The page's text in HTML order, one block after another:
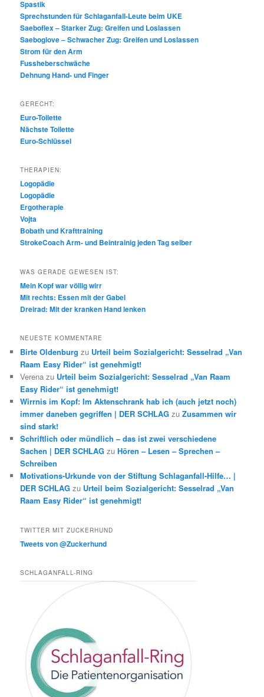
Spastik
Sprechstunden für Schlaganfall-Leute beim UKE
Saeboflex – Starker Zug: Greifen und Loslassen
Saeboglove – Schwacher Zug: Greifen und Loslassen
Strom für den Arm
Fussheberschwäche
Dehnung Hand- und Finger
GERECHT:
Euro-Toilette
Nächste Toilette
Euro-Schlüssel
THERAPIEN:
Logopädie
Logopädie
Ergotherapie
Vojta
Bobath und Krafttraining
StrokeCoach Arm- und Beintrainig jeden Tag selber
WAS GERADE GEWESEN IST:
Mein Kopf war völlig wirr
Mit rechts: Essen mit der Gabel
Dreirad: Mit der kranken Hand lenken
NEUESTE KOMMENTARE
Birte Oldenburg zu Urteil beim Sozialgericht: Sesselrad „Van
Raam Easy Rider“ ist genehmigt!
Verena zu Urteil beim Sozialgericht: Sesselrad „Van Raam
Easy Rider“ ist genehmigt!
Wirrnis im Kopf: Im Aktenschrank hab ich (auch jetzt noch)
immer daneben gegriffen | DER SCHLAG zuZusammen wir
sind stark!
Schriftlich oder mündlich – das ist zwei verschiedene
Sachen | DER SCHLAG zuHören – Lesen – Sprechen –
Schreiben
Motivations-Urkunde von der Stiftung Schlaganfall-Hilfe… |
DER SCHLAG zu Urteil beim Sozialgericht: Sesselrad „Van
Raam Easy Rider“ ist genehmigt!
TWITTER MIT ZUCKERHUND
Tweets von @Zuckerhund
SCHLAGANFALL-RING